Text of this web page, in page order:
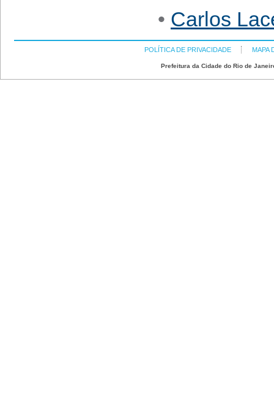
• Carlos
POLÍTICA DE PRIVACIDADE MAPA
Prefeitura da Cidade do Rio de